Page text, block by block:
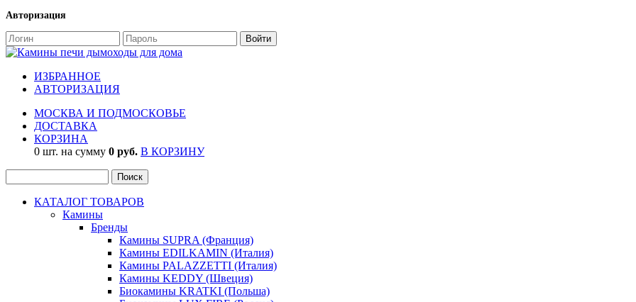
Авторизация
ИЗБРАННОЕ
АВТОРИЗАЦИЯ
МОСКВА И ПОДМОСКОВЬЕ
ДОСТАВКА
КОРЗИНА
0 шт. на сумму 0 руб. В КОРЗИНУ
КАТАЛОГ ТОВАРОВ
Камины
Бренды
Камины SUPRA (Франция)
Камины EDILKAMIN (Италия)
Камины PALAZZETTI (Италия)
Камины KEDDY (Швеция)
Биокамины KRATKI (Польша)